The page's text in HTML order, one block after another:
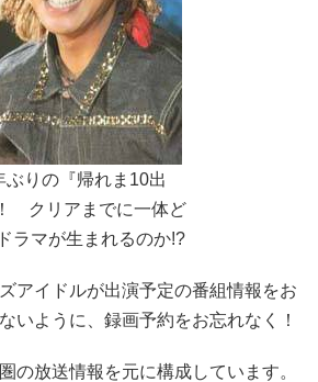
ぶりの『帰れま10出
クリアまでに一体ど
ラマが生まれるのか!?
イドルが出演予定の番組情報をお
いように、録画予約をお忘れなく！
の放送情報を元に構成しています。